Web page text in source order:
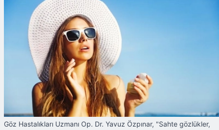
Göz Hastalıkları Uzmanı Op. Dr. Yavuz Özpınar, "Sahte gözlükler,